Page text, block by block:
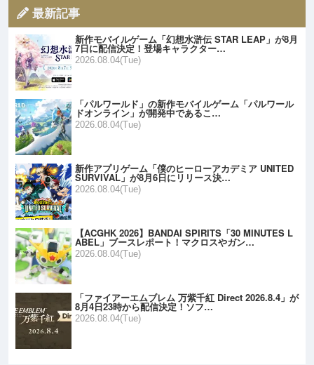
最新記事
新作モバイルゲーム「幻想水滸伝 STAR LEAP」が8月
7日に配信決定！登場キャラクター…
2026.08.04(Tue)
「パルワールド」の新作モバイルゲーム「パルワール
ドオンライン」が開発中であるこ…
2026.08.04(Tue)
新作アプリゲーム「僕のヒーローアカデミア UNITED
SURVIVAL」が8月6日にリリース決…
2026.08.04(Tue)
【ACGHK 2026】BANDAI SPIRITS「30 MINUTES L
ABEL」ブースレポート！マクロスやガン…
2026.08.04(Tue)
「ファイアーエムブレム 万紫千紅 Direct 2026.8.4」が
8月4日23時から配信決定！ソフ…
2026.08.04(Tue)